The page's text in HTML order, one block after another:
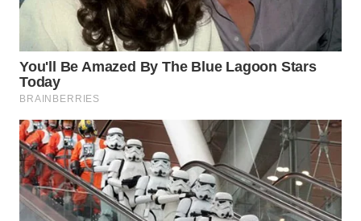
SUMEDANG
WN
CIANJUR
WN
KEPULAUAN
SERIBU
WN
TANGERANG